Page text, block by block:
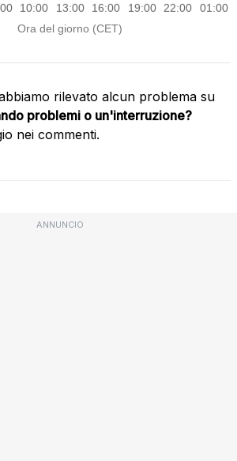
rilevato alcun problema su
problemi o un'interruzione?
nei commenti.
ANNUNCIO